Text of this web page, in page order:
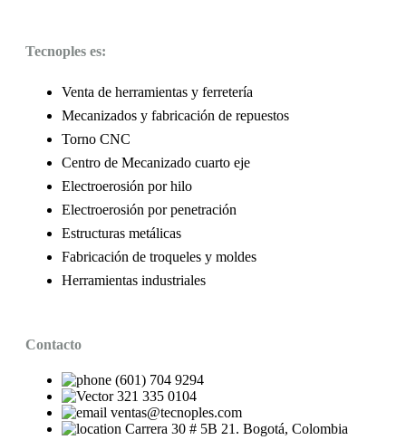
Tecnoples es:
Venta de herramientas y ferretería
Mecanizados y fabricación de repuestos
Torno CNC
Centro de Mecanizado cuarto eje
Electroerosión por hilo
Electroerosión por penetración
Estructuras metálicas
Fabricación de troqueles y moldes
Herramientas industriales
Contacto
(601) 704 9294
321 335 0104
ventas@tecnoples.com
Carrera 30 # 5B 21. Bogotá, Colombia